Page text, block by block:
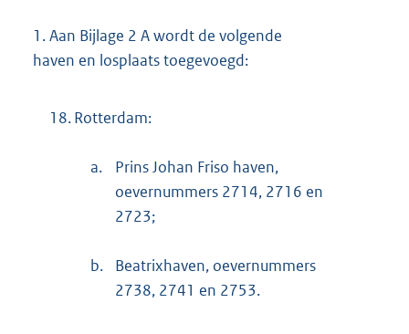
1.Aan Bijlage 2 A wordt de volgende
haven en losplaats toegevoegd:
18.Rotterdam:
a.
Prins Johan Friso haven,
oevernummers 2714, 2716 en
2723;
b.
Beatrixhaven, oevernummers
2738, 2741 en 2753.